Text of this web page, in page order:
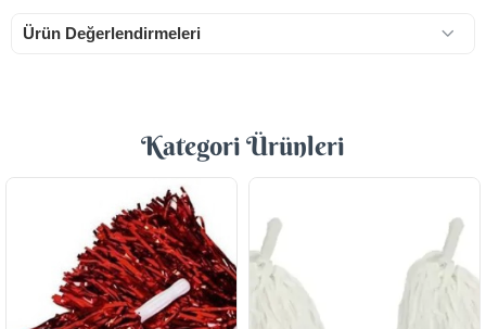
Ürün Değerlendirmeleri
Kategori Ürünleri